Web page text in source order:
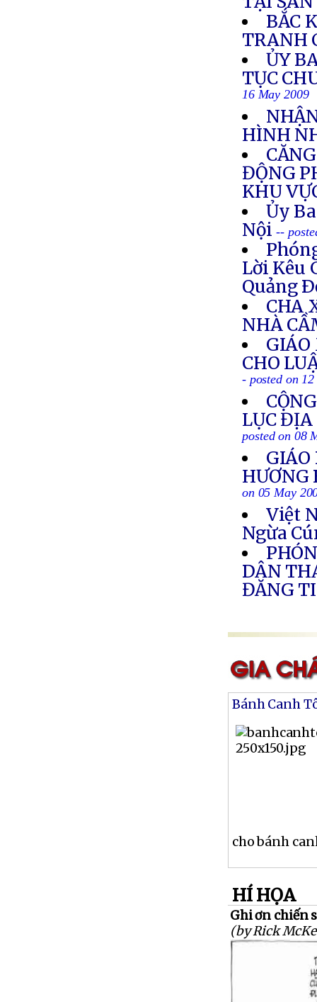
BẮC
TRANH
ỦY
TỤC
16 May 2009
HÌNH
ĐỘNG
KHU
Ủy
Nội--
Lời Kêu
Quảng
CHA
NHÀ
GIÁO
CHO
- posted on
LỤC ĐỊA
posted on 08
HƯƠNG
on 05 May
Việt
Ngừa
DÂN
ĐĂNG
Bánh Canh
cho bánh
HÍ HỌA
Ghi ơn chiến
(by Rick